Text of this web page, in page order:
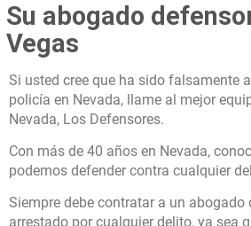
Su abogado
Vegas
Si usted cree que ha sido falsamente
policía en Nevada, llame al mejor
Nevada, Los Defensores.
Con más de 40 años en Nevada,
podemos defender contra cualquier
Siempre debe contratar a un abogado
arrestado por cualquier delito, ya sea